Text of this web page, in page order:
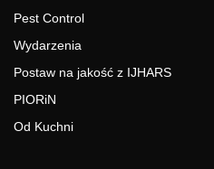
Pest Control
Wydarzenia
Postaw na jakość z IJHARS
PIORiN
Od Kuchni